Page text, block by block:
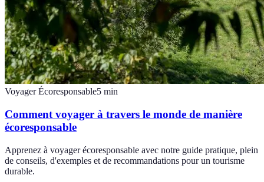
Voyager Écoresponsable5 min
Comment voyager à travers le monde de manière
écoresponsable
Apprenez à voyager écoresponsable avec notre guide pratique, plein
de conseils, d'exemples et de recommandations pour un tourisme
durable.